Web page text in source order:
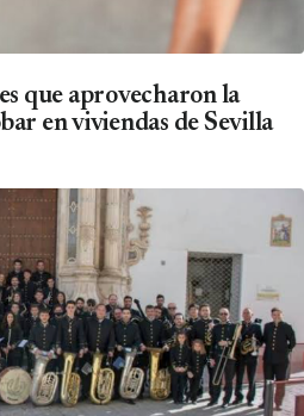
que aprovecharon la
en viviendas de Sevilla